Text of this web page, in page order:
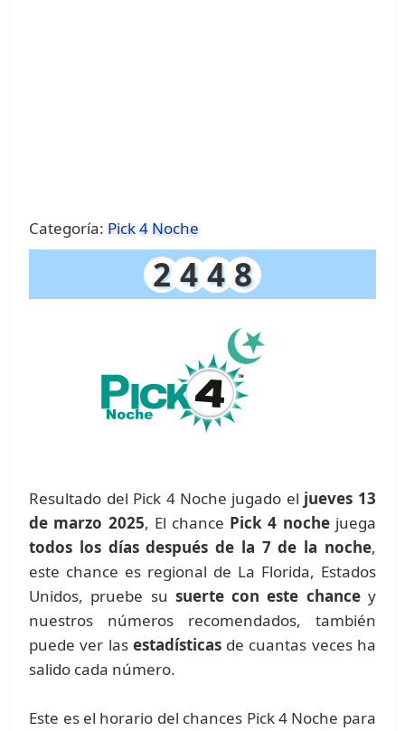
Categoría: Pick 4 Noche
2 4 4 8
Resultado del Pick 4 Noche jugado el jueves 13
de marzo 2025, El chance Pick 4 noche juega
todos los días después de la 7 de la noche,
este chance es regional de La Florida, Estados
Unidos, pruebe su suerte con este chancey
nuestros números recomendados, también
puede ver las estadísticas de cuantas veces ha
salido cada número.
Este es el horario del chances Pick 4 Noche para